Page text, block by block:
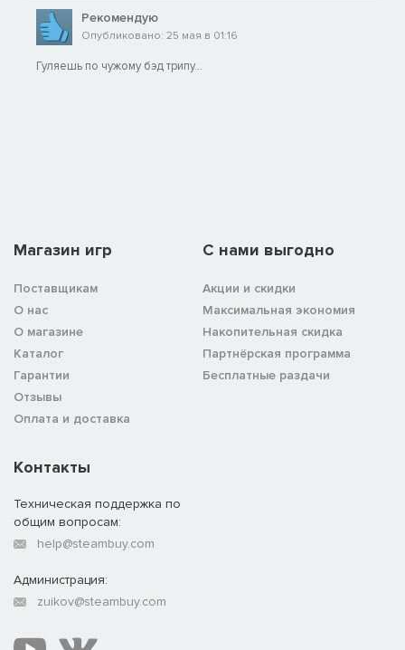
Рекомендую
Опубликовано: 25 мая в 01:16
Гуляешь по чужому бэд трипу...
Магазин игр
Поставщикам
О нас
О магазине
Каталог
Гарантии
Отзывы
Оплата и доставка
C нами выгодно
Акции и скидки
Максимальная экономия
Накопительная скидка
Партнёрская программа
Бесплатные раздачи
Контакты
Техническая поддержка по
общим вопросам:
help@steambuy.com
Администрация:
zuikov@steambuy.com